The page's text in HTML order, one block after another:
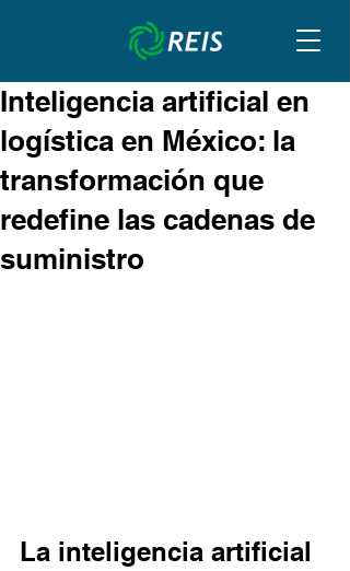
Inteligencia artificial en
logística en México: la
transformación que
redefine las cadenas de
suministro
La inteligencia artificial